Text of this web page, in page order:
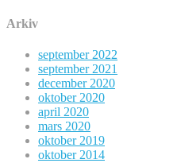
Arkiv
september 2022
september 2021
december 2020
oktober 2020
april 2020
mars 2020
oktober 2019
oktober 2014